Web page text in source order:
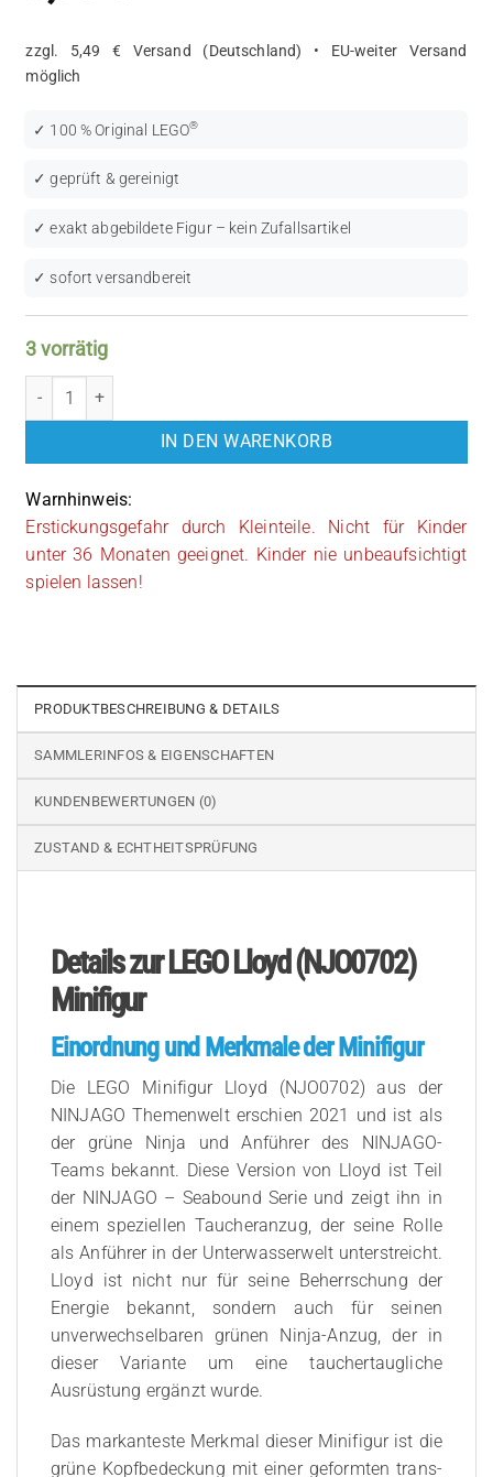
zzgl. 5,49 € Versand (Deutschland) • EU-weiter Versand
möglich
✓ 100 % Original LEGO®
✓ geprüft & gereinigt
✓ exakt abgebildete Figur – kein Zufallsartikel
✓ sofort versandbereit
3 vorrätig
LEGO NINJAGO: Lloyd (NJO0702) Menge
IN DEN WARENKORB
Warnhinweis:
Erstickungsgefahr durch Kleinteile. Nicht für Kinder
unter 36 Monaten geeignet. Kinder nie unbeaufsichtigt
spielen lassen!
PRODUKTBESCHREIBUNG & DETAILS
SAMMLERINFOS & EIGENSCHAFTEN
KUNDENBEWERTUNGEN (0)
ZUSTAND & ECHTHEITSPRÜFUNG
Details zur LEGO Lloyd (NJO0702)
Minifigur
Einordnung und Merkmale der Minifigur
Die LEGO Minifigur Lloyd (NJO0702) aus der
NINJAGO Themenwelt erschien 2021 und ist als
der grüne Ninja und Anführer des NINJAGO-
Teams bekannt. Diese Version von Lloyd ist Teil
der NINJAGO – Seabound Serie und zeigt ihn in
einem speziellen Taucheranzug, der seine Rolle
als Anführer in der Unterwasserwelt unterstreicht.
Lloyd ist nicht nur für seine Beherrschung der
Energie bekannt, sondern auch für seinen
unverwechselbaren grünen Ninja-Anzug, der in
dieser Variante um eine tauchertaugliche
Ausrüstung ergänzt wurde.
Das markanteste Merkmal dieser Minifigur ist die
grüne Kopfbedeckung mit einer geformten trans-